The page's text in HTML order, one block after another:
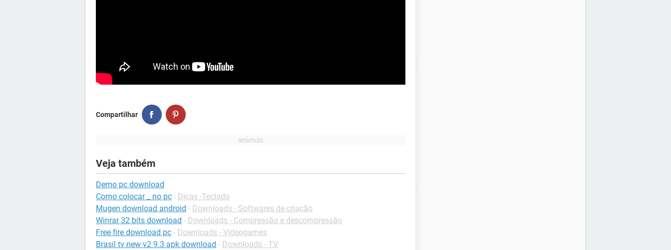
Compartilhar
Veja também
Demo pc download
Como colocar _ no pc - Dicas -Teclado
Mugen download android - Downloads - Softwares de criação
Winrar 32 bits download - Downloads - Compressão e descompressão
Free fire download pc - Downloads - Videogames
Brasil tv new v2 9.3 apk download - Downloads - TV